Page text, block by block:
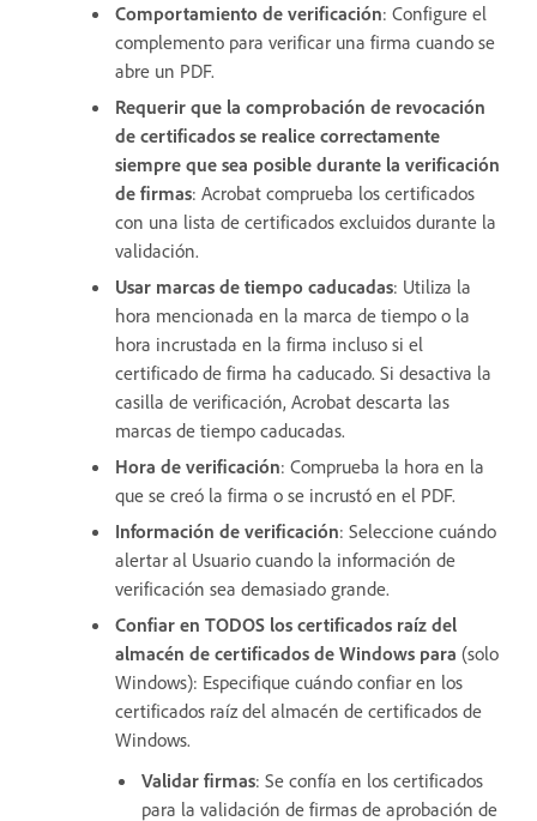
Comportamiento de verificación: Configure el
complemento para verificar una firma cuando se
abre un PDF.
Requerir que la comprobación de revocación
de certificados se realice correctamente
siempre que sea posible durante la verificación
de firmas: Acrobat comprueba los certificados
con una lista de certificados excluidos durante la
validación.
Usar marcas de tiempo caducadas: Utiliza la
hora mencionada en la marca de tiempo o la
hora incrustada en la firma incluso si el
certificado de firma ha caducado. Si desactiva la
casilla de verificación, Acrobat descarta las
marcas de tiempo caducadas.
Hora de verificación: Comprueba la hora en la
que se creó la firma o se incrustó en el PDF.
Información de verificación: Seleccione cuándo
alertar al Usuario cuando la información de
verificación sea demasiado grande.
Confiar en TODOS los certificados raíz del
almacén de certificados de Windows para (solo
Windows): Especifique cuándo confiar en los
certificados raíz del almacén de certificados de
Windows.
Validar firmas: Se confía en los certificados
para la validación de firmas de aprobación de